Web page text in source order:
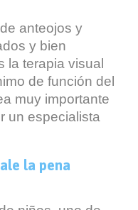
anteojos y
y bien
la terapia visual
de función del
muy importante
un especialista
la pena